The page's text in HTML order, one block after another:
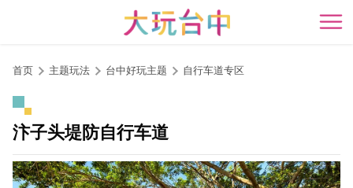
开
首页 主题玩法 台中好玩主题 自行车道专区
汴子头堤防自行车道